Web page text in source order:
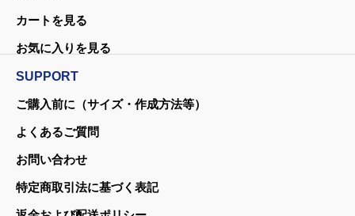
カートを見る
お気に入りを見る
SUPPORT
ご購入前に（サイズ・作成方法等）
よくあるご質問
お問い合わせ
特定商取引法に基づく表記